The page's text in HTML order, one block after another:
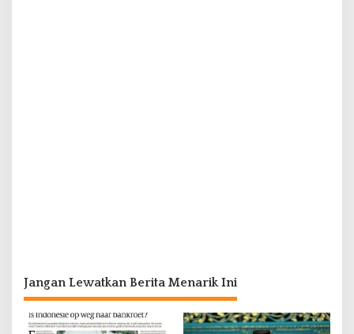
Jangan Lewatkan Berita Menarik Ini